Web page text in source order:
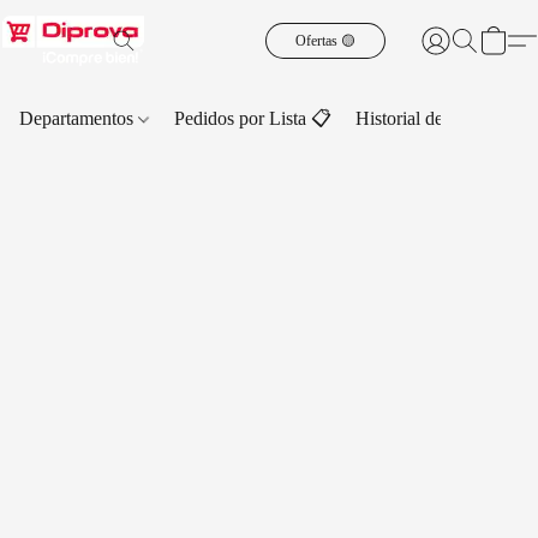
Ofertas 🟡
Departamentos Pedidos por Lista 📋 Historial de Pedidos